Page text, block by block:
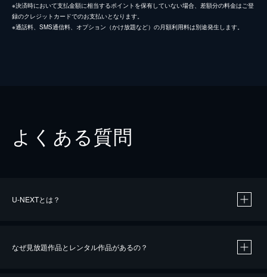
※決済時において支払金額に相当するポイントを保有していない場合、差額分の料金はご登
録のクレジットカードでのお支払いとなります。
※通話料、SMS通信料、オプション（かけ放題など）の月額利用料は別途発生します。
よくある質問
U-NEXTとは？
なぜ見放題作品とレンタル作品があるの？